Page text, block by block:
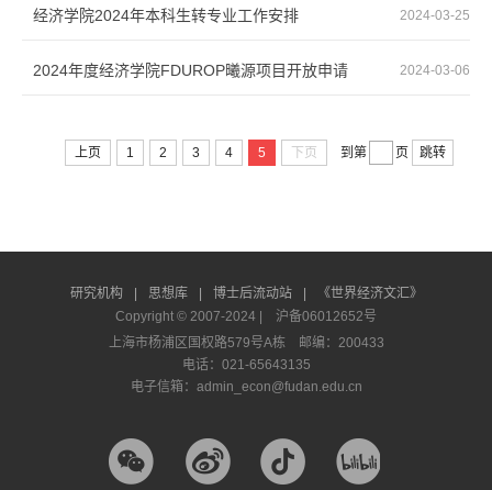
2024-03-25
经济学院2024年本科生转专业工作安排
2024-03-06
2024年度经济学院FDUROP曦源项目开放申请
上页 1 2 3 4 5 下页 到第 页 跳转
研究机构 思想库 博士后流动站
《世界经济文汇》
Copyright © 2007-2024 | 沪备06012652号
上海市杨浦区国权路579号A栋 邮编：200433
电话：021-65643135
电子信箱：admin_econ@fudan.edu.cn